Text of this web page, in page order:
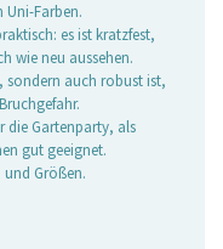
Uni-Farben.
es ist kratzfest,
wie neu aussehen.
sondern auch robust ist,
die Gartenparty, als
gut geeignet.
und Größen.